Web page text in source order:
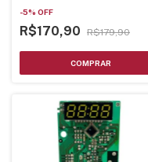
-5% OFF
R$170,90 R$179,90